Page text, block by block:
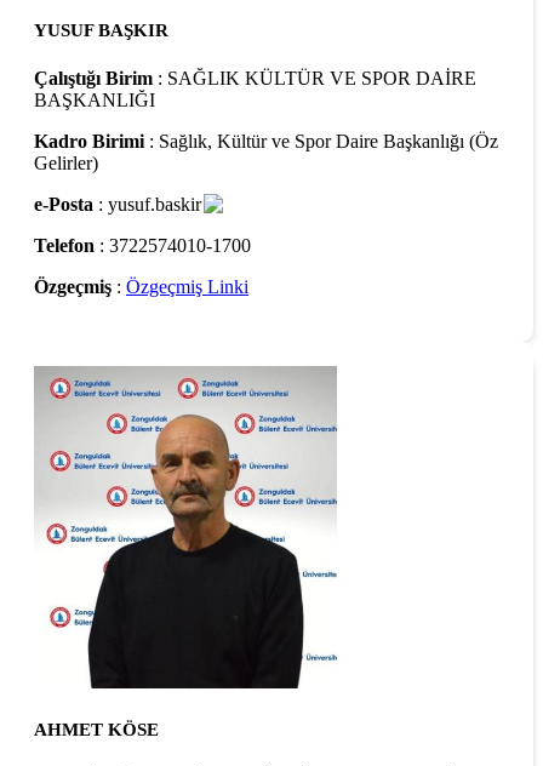
YUSUF BAŞKIR
Çalıştığı Birim : SAĞLIK KÜLTÜR VE SPOR DAİRE
BAŞKANLIĞI
Kadro Birimi : Sağlık, Kültür ve Spor Daire Başkanlığı (Öz
Gelirler)
e-Posta : yusuf.baskir
Telefon : 3722574010-1700
Özgeçmiş : Özgeçmiş Linki
AHMET KÖSE